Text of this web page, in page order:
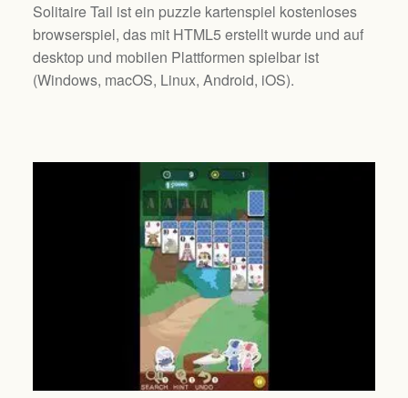
Solitaire Tail ist ein puzzle kartenspiel kostenloses
browserspiel, das mit HTML5 erstellt wurde und auf
desktop und mobilen Plattformen spielbar ist
(Windows, macOS, Linux, Android, iOS).